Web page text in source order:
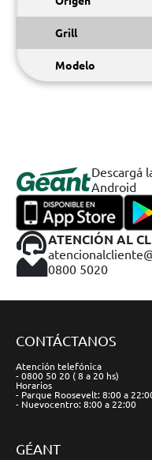
Grill
Modelo
Descargá
Android
ATENCIÓN AL
0800 5020
CONTÁCTANOS
Atención telefónica
- 0800 50 20 ( 8 a 20 hs)
Horarios
- Parque Roosevelt: 8:00 a
- Nuevocentro: 8:00 a 22:00
GÉANT